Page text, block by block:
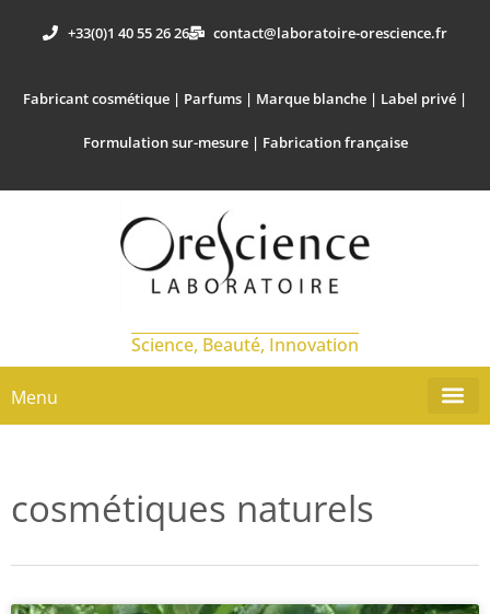
+33(0)1 40 55 26 26 contact@laboratoire-orescience.fr
Fabricant cosmétique | Parfums | Marque blanche | Label privé |
Formulation sur-mesure | Fabrication française
Science, Beauté, Innovation
Menu
cosmétiques naturels